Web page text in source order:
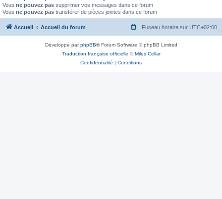
Vous ne pouvez pas supprimer vos messages dans ce forum
Vous ne pouvez pas transférer de pièces jointes dans ce forum
Accueil Accueil du forum Fuseau horaire sur UTC+02:00
Développé parphpBB® Forum Software © phpBB Limited
Traduction française officielle ©Miles Cellar
Confidentialité | Conditions